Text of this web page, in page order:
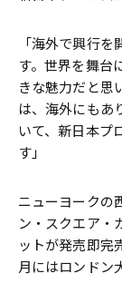
「海外で興行
す。世界を舞台
きな魅力だと思
は、海外にもあ
いて、新日本プ
す」
ニューヨークの
ン・スクエア・
ットが発売即完
月にはロンドン